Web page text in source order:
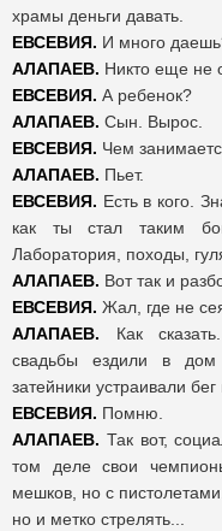
храмы деньги давать.
ЕВСЕВИЯ. И много
АЛАПАЕВ. Никто еще не
ЕВСЕВИЯ. А ребенок?
АЛАПАЕВ. Сын. Вырос.
ЕВСЕВИЯ. Чем
АЛАПАЕВ. Пьет.
ЕВСЕВИЯ. Есть в кого.
как ты стал таким
Лаборатория, походы,
АЛАПАЕВ. Вот так и
ЕВСЕВИЯ. Жал, где не
АЛАПАЕВ. Как
свадьбы ездили в
затейники устраивали
ЕВСЕВИЯ. Помню.
АЛАПАЕВ. Так вот,
том деле свои
мешков, но с
но и метко стрелять...